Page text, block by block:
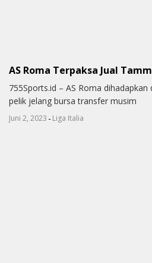
AS Roma Terpaksa Jual
755Sports.id – AS Roma
pelik jelang bursa transfer musim
Juni 2, 2023 - Liga Italia